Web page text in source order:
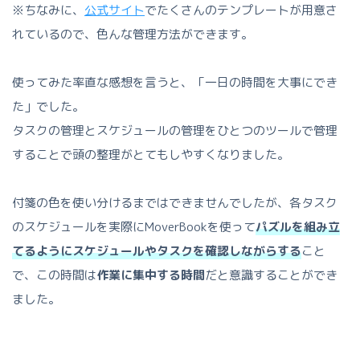
※ちなみに、 公式サイトでたくさんのテンプレートが用意さ
れているので、色んな管理方法ができます。
使ってみた率直な感想を言うと、「一日の時間を大事にでき
た」でした。
タスクの管理とスケジュールの管理をひとつのツールで管理
することで頭の整理がとてもしやすくなりました。
付箋の色を使い分けるまではできませんでしたが、各タスク
のスケジュールを実際にMoverBookを使ってパズルを組み立
てるようにスケジュールやタスクを確認しながらすること
で、この時間は作業に集中する時間だと意識することができ
ました。